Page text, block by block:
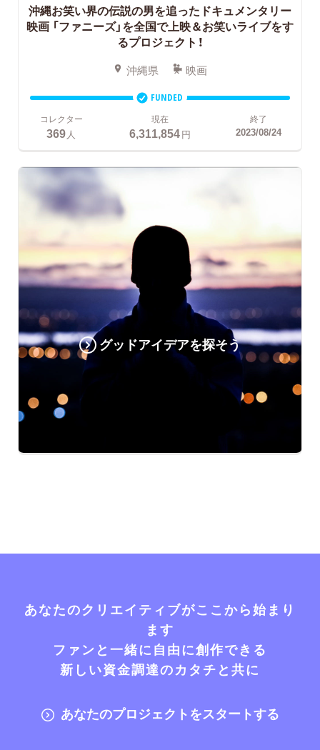
沖縄お笑い界の伝説の男を追ったドキュメンタリー
映画 「ファニーズ」を全国で上映＆お笑いライブをす
るプロジェクト！
沖縄県 映画
FUNDED
コレクター
369 人
現在
6,311,854円
終了
2023/08/24
グッドアイデアを探そう
あなたのクリエイティブがここから始まり
ます
ファンと一緒に自由に創作できる
新しい資金調達のカタチと共に
あなたのプロジェクトをスタートする